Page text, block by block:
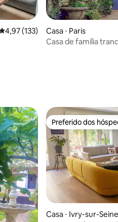
de uma avaliação média de 5,
4,97 (133)
Casa ⋅ Paris
Casa de família
Preferido dos
Preferido dos
Casa ⋅ Ivry-sur-Seine